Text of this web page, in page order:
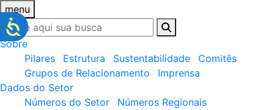
menu
Sobre
Pilares
Estrutura Sustentabilidade
Comitês
Grupos de Relacionamento
Imprensa
Dados do Setor
Números do Setor
Números Regionais